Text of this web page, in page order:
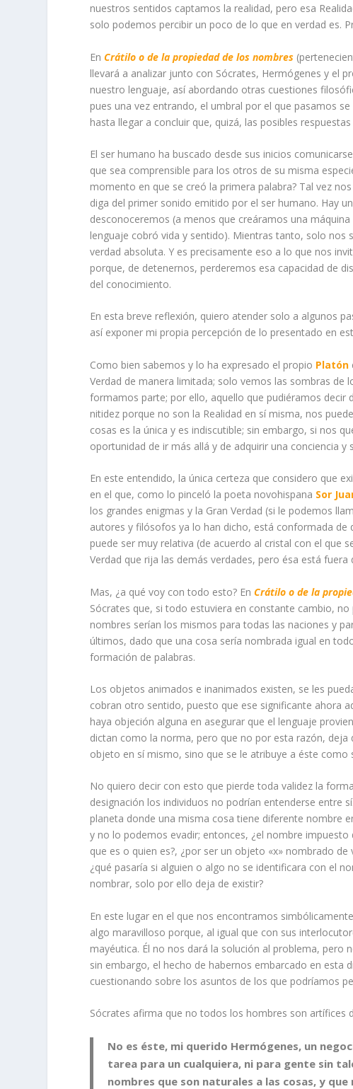
nuestros sentidos captamos la realidad, pero esa
solo podemos percibir un poco de lo que en verdad es.
EnCrátilo o de la propiedad de los nombres
llevará a analizar junto con Sócrates, Hermógenes y el
nuestro lenguaje, así abordando otras cuestiones
pues una vez entrando, el umbral por el que pasamos
hasta llegar a concluir que, quizá, las posibles
El ser humano ha buscado desde sus inicios
que sea comprensible para los otros de su misma
momento en que se creó la primera palabra? Tal vez
diga del primer sonido emitido por el ser humano. Hay
desconoceremos (a menos que creáramos una
lenguaje cobró vida y sentido). Mientras tanto, solo nos
verdad absoluta. Y es precisamente eso a lo que nos
porque, de detenernos, perderemos esa capacidad de
del conocimiento.
En esta breve reflexión, quiero atender solo a algunos
así exponer mi propia percepción de lo presentado en
Como bien sabemos y lo ha expresado el propio Platón
Verdad de manera limitada; solo vemos las sombras de
formamos parte; por ello, aquello que pudiéramos decir
nitidez porque no son la Realidad en sí misma, nos
cosas es la única y es indiscutible; sin embargo, si nos
oportunidad de ir más allá y de adquirir una conciencia
En este entendido, la única certeza que considero que
en el que, como lo pinceló la poeta novohispana Sor
los grandes enigmas y la Gran Verdad (si le podemos
autores y filósofos ya lo han dicho, está conformada
puede ser muy relativa (de acuerdo al cristal con el que
Verdad que rija las demás verdades, pero ésa está fuera
Mas, ¿a qué voy con todo esto? EnCrátilo o de la
Sócrates que, si todo estuviera en constante cambio,
nombres serían los mismos para todas las naciones y
últimos, dado que una cosa sería nombrada igual en
formación de palabras.
Los objetos animados e inanimados existen, se les
cobran otro sentido, puesto que ese significante ahora
haya objeción alguna en asegurar que el lenguaje
dictan como la norma, pero que no por esta razón,
objeto en sí mismo, sino que se le atribuye a éste como
No quiero decir con esto que pierde toda validez la
designación los individuos no podrían entenderse entre
planeta donde una misma cosa tiene diferente nombre
y no lo podemos evadir; entonces, ¿el nombre
que es o quien es?, ¿por ser un objeto «x» nombrado
¿qué pasaría si alguien o algo no se identificara con el
nombrar, solo por ello deja de existir?
En este lugar en el que nos encontramos
algo maravilloso porque, al igual que con sus
mayéutica. Él no nos dará la solución al problema,
sin embargo, el hecho de habernos embarcado en esta
cuestionando sobre los asuntos de los que podríamos
Sócrates afirma que no todos los hombres son artífices
No es éste, mi querido Hermógenes, un
tarea para un cualquiera, ni para gente sin
nombres que son naturales a las cosas, y